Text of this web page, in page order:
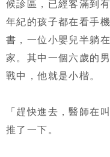
候診區，已經客滿到
年紀的孩子都在看手
書，一位小嬰兒半躺
家。其中一個六歲的
戰中，他就是小楷。
「趕快進去，醫師在
推了一下。